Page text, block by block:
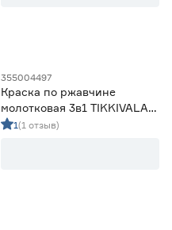
355004497
Краска по ржавчине
молотковая 3в1 TIKKIVALA
Metallista Hammer
1(1 отзыв)